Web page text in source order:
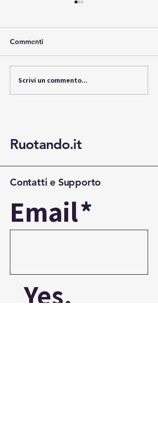
LBX Lexus, lusso ibrido
urbano
Commenti
Scrivi un commento...
Ruotando.it
Contatti e Supporto
Email*
Yes,